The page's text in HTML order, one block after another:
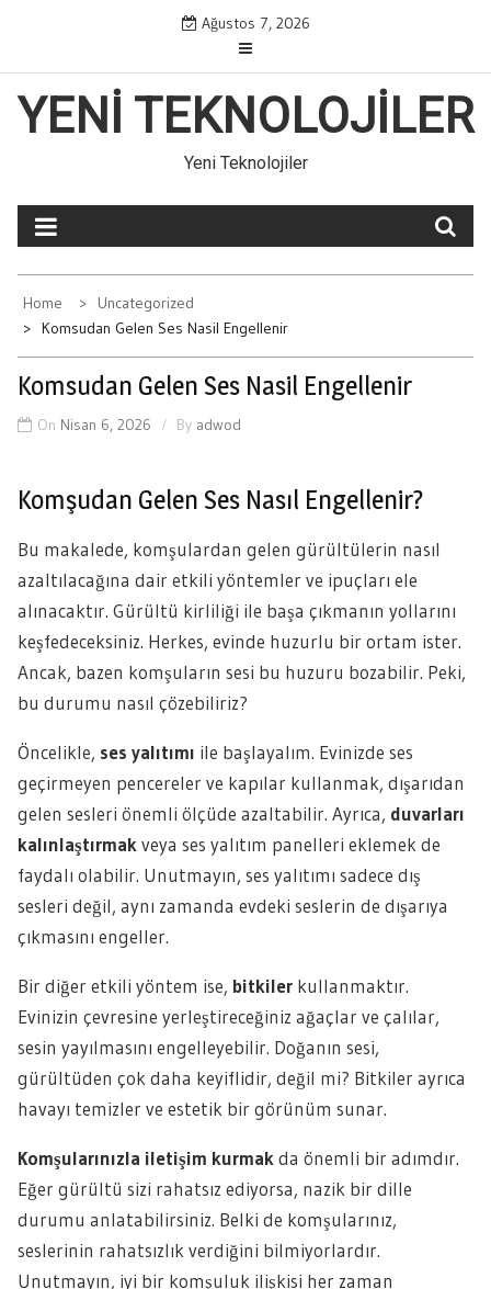
content
Ağustos 7, 2026
YENI TEKNOLOJILER
Yeni Teknolojiler
Home
Uncategorized
Komsudan Gelen Ses Nasil Engellenir
Komsudan Gelen Ses Nasil Engellenir
On Nisan 6, 2026 By adwod
Komşudan Gelen Ses Nasıl Engellenir?
Bu makalede, komşulardan gelen gürültülerin nasıl
azaltılacağına dair etkili yöntemler ve ipuçları ele
alınacaktır. Gürültü kirliliği ile başa çıkmanın yollarını
keşfedeceksiniz. Herkes, evinde huzurlu bir ortam ister.
Ancak, bazen komşuların sesi bu huzuru bozabilir. Peki,
bu durumu nasıl çözebiliriz?
Öncelikle, ses yalıtımı ile başlayalım. Evinizde ses
geçirmeyen pencereler ve kapılar kullanmak, dışarıdan
gelen sesleri önemli ölçüde azaltabilir. Ayrıca, duvarları
kalınlaştırmak veya ses yalıtım panelleri eklemek de
faydalı olabilir. Unutmayın, ses yalıtımı sadece dış
sesleri değil, aynı zamanda evdeki seslerin de dışarıya
çıkmasını engeller.
Bir diğer etkili yöntem ise, bitkiler kullanmaktır.
Evinizin çevresine yerleştireceğiniz ağaçlar ve çalılar,
sesin yayılmasını engelleyebilir. Doğanın sesi,
gürültüden çok daha keyiflidir, değil mi? Bitkiler ayrıca
havayı temizler ve estetik bir görünüm sunar.
Komşularınızla iletişim kurmak da önemli bir adımdır.
Eğer gürültü sizi rahatsız ediyorsa, nazik bir dille
durumu anlatabilirsiniz. Belki de komşularınız,
seslerinin rahatsızlık verdiğini bilmiyorlardır.
Unutmayın, iyi bir komşuluk ilişkisi her zaman